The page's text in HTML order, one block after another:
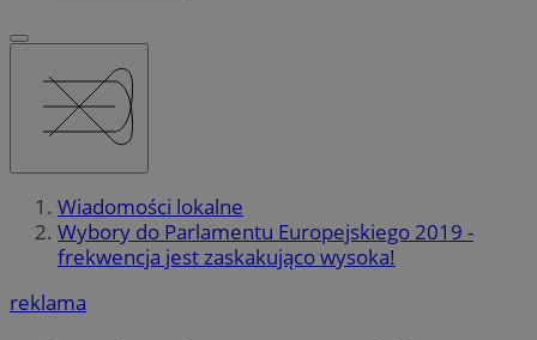
Wiadomości lokalne
Wybory do Parlamentu Europejskiego 2019 -
frekwencja jest zaskakująco wysoka!
reklama